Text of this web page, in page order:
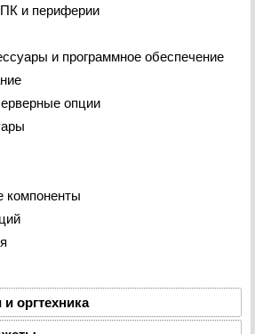
и периферии
и программное обеспечение
опции
компоненты
оргтехника